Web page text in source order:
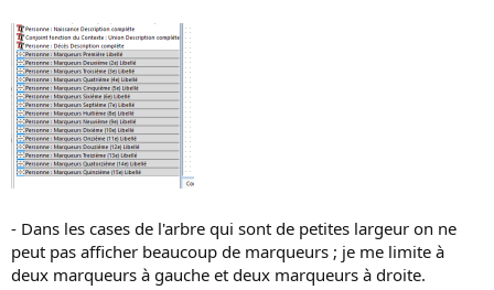
- Dans les cases de l'arbre qui sont de petites largeur on ne
peut pas afficher beaucoup de marqueurs ; je me limite à
deux marqueurs à gauche et deux marqueurs à droite.